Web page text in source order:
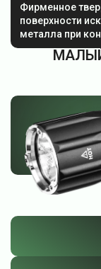
Фирменное
поверхности
металла при